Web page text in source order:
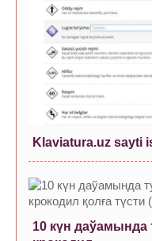
Klaviatura.uz sayti
10 күн даўамында